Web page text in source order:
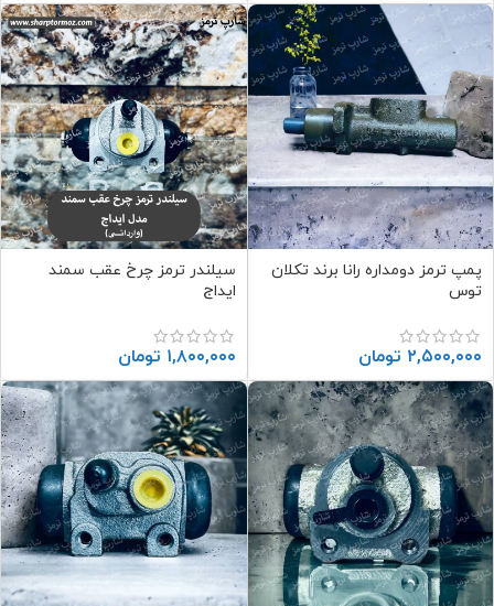
پمپ ترمز دومداره رانا برند تکلان
توس
۲,۵۰۰,۰۰۰ تومان
سیلندر ترمز چرخ عقب سمند
ایداج
۱,۸۰۰,۰۰۰ تومان